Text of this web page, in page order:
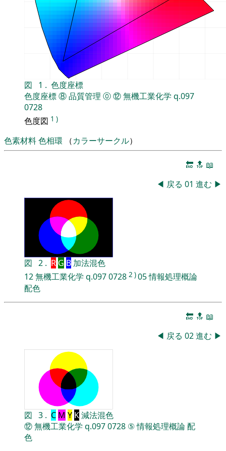
図 1 . 色度座標
色度座標⑧品質管理 ⓪⑫無機工業化学 q.097
0728
色度図 1 )
色素材料色相環 （カラーサークル）
🔚 🔝 📖
◀ 戻る 01 進む ▶
図 2 . R G B加法混色
12無機工業化学 q.0970728 2 )05情報処理概論
配色
🔚 🔝 📖
◀ 戻る 02進む ▶
図 3 . C M Y K減法混色
⑫無機工業化学 q.0970728 ⑤情報処理概論配
色